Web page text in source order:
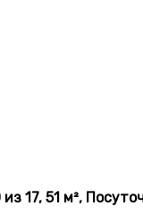
17, 51 м²,